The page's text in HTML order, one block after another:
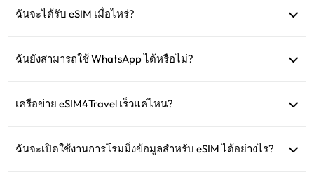
เพื่อยืนยันว่าอุปกรณ์ของคุณรองรับ eSIM หรือไม่
ฉันจะได้รับ eSIM เมื่อไหร่?
บนเว็บไซต์หลังจากการซื้อ
ฉันยังสามารถใช้ WhatsApp ได้หรือไม่?
เครือข่าย eSIM4Travel เร็วแค่ไหน?
สินค้า ความแข็งแกร่งของเครือข่ายขึ้นอยู่กับผู้ให้บริการในพื้นที่
ฉันจะเปิดใช้งานการโรมมิ่งข้อมูลสำหรับ eSIM ได้อย่างไร?